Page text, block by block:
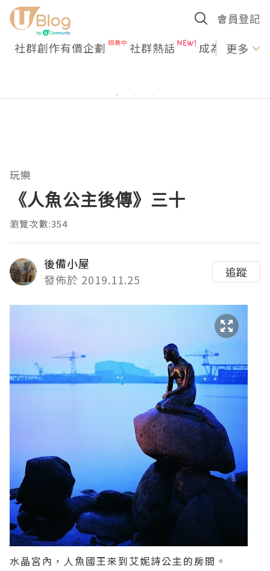
會員登記
社群創作有價企劃 社群熱話 成為U更多
玩樂
《人魚公主後傳》三十
瀏覽次數:354
後備小屋
發佈於 2019.11.25
追蹤
水晶宮內，人魚國王來到艾妮詩公主的房間。